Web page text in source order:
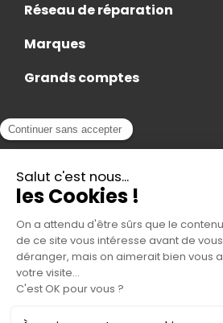
Réseau de réparation
Marques
Grands comptes
Actualités
Contact
Accès Adhérent